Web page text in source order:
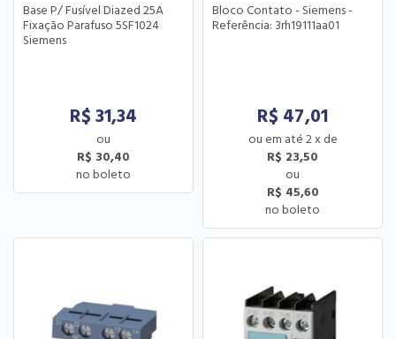
Base P/ Fusível Diazed 25A
Fixação Parafuso 5SF1024
Siemens
R$ 31,34
R$ 30,40
Bloco Contato - Siemens -
Referência: 3rh19111aa01
R$ 47,01
2x de
R$ 23,50
R$ 45,60